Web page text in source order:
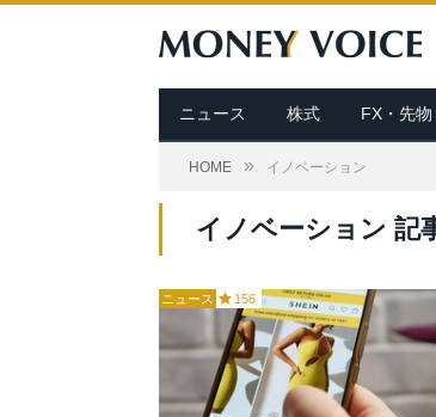
ニュース 株式 FX・先物
HOME » イノベーション
イノベーション 記
ニュース 156